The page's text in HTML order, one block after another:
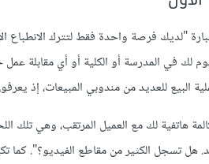
"لديك فرصة واحدة فقط لتترك الانطباع
لك في المدرسة أو الكلية أو أي مقابلة
البيع للعديد من مندوبي المبيعات، إذ
هاتفية لك مع العميل المرتقب، وهي
هل تسجل الكثير من مقاطع الفيديو؟". كما